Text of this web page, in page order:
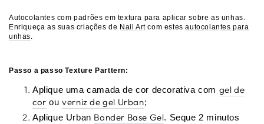
Autocolantes com padrões em textura para aplicar sobre as unhas.
Enriqueça as suas criações de Nail Artcom estesautocolantes para
unhas.
Passo a passo Texture Parttern:
Aplique uma camada de cor decorativa com gel de
cor ouverniz de gel Urban;
Aplique Urban Bonder Base Gel. Seque 2 minutos